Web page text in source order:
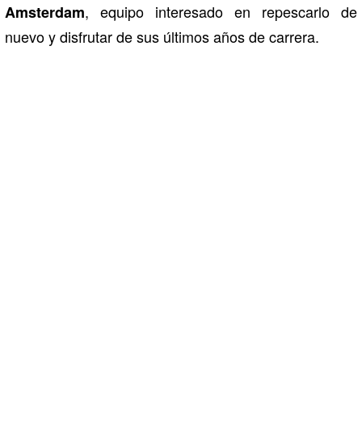
Amsterdam, equipo interesado en repescarlo de
nuevo y disfrutar de sus últimos años de carrera.